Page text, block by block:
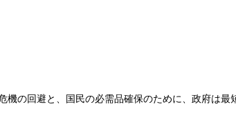
の回避と、国民の必需品確保のために、政府は最